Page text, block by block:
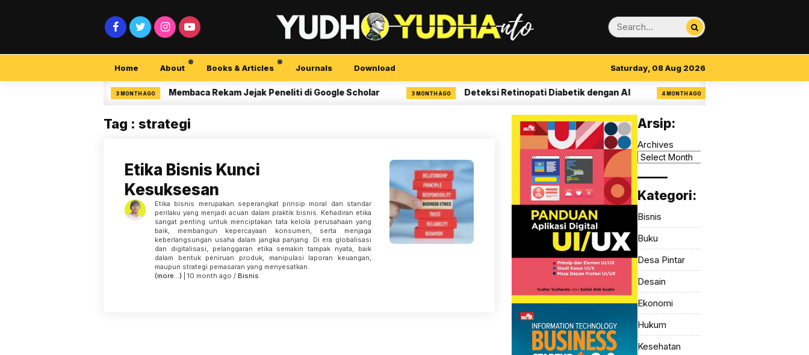
Home About Books & Articles Journals Download Saturday, 08 Aug 2026
3 MONTH AGO Membaca Rekam Jejak Peneliti di Google Scholar 3 MONTH AGO Deteksi Retinopati Diabetik dengan AI 4 MONTH AGO 14 Aturan Visual Clarity
Tag : strategi
Etika Bisnis Kunci
Kesuksesan
Etika bisnis merupakan seperangkat prinsip moral dan standar
perilaku yang menjadi acuan dalam praktik bisnis. Kehadiran etika
sangat penting untuk menciptakan tata kelola perusahaan yang
baik, membangun kepercayaan konsumen, serta menjaga
keberlangsungan usaha dalam jangka panjang. Di era globalisasi
dan digitalisasi, pelanggaran etika semakin tampak nyata, baik
dalam bentuk peniruan produk, manipulasi laporan keuangan,
maupun strategi pemasaran yang menyesatkan.
(more…) | 10 month ago / Bisnis
Arsip:
Archives
Kategori:
Bisnis
Buku
Desa Pintar
Desain
Ekonomi
Hukum
Kesehatan